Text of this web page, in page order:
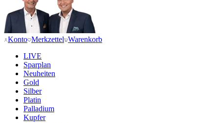
Konto Merkzettel Warenkorb
LIVE
Sparplan
Neuheiten
Gold
Silber
Platin
Palladium
Kupfer